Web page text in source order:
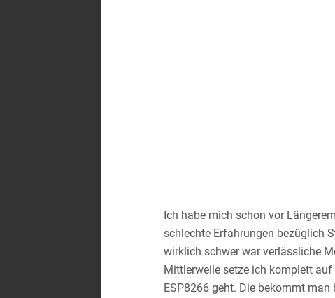
Ich habe mich schon vor
schlechte Erfahrungen bezüglich
wirklich schwer war verlässliche
Mittlerweile setze ich komplett auf
ESP8266 geht. Die bekommt